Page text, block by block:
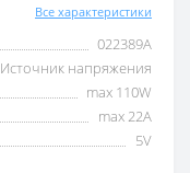
Все характеристики
022389А
Источник напряжения
max 110W
max 22А
5V